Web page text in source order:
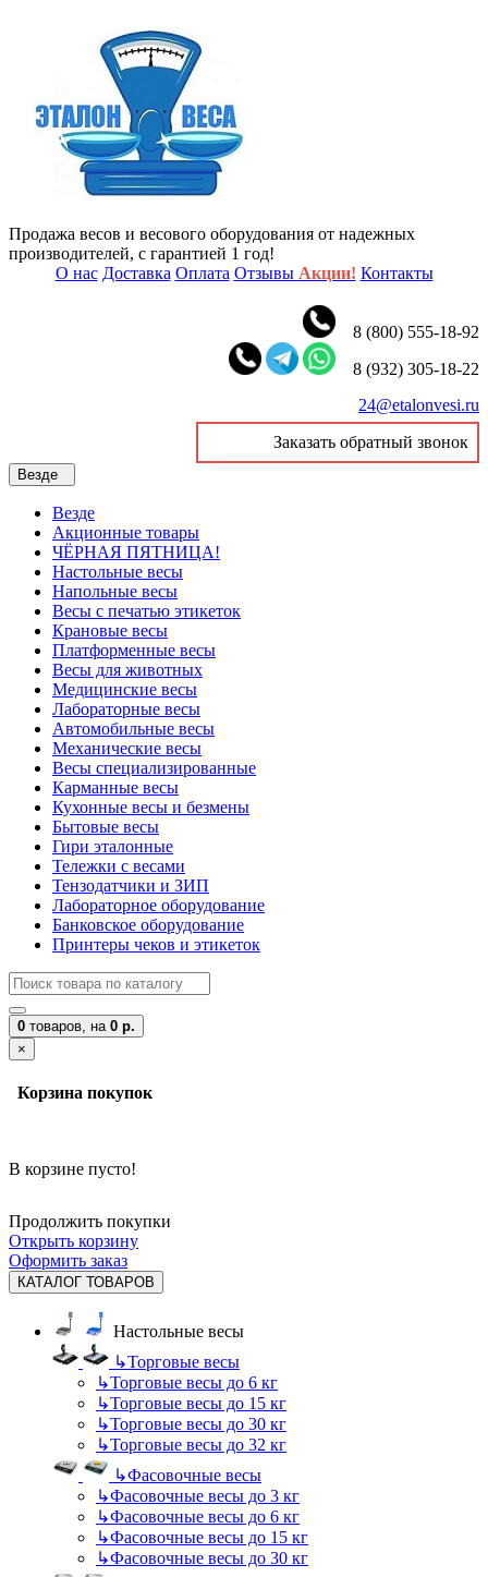
Продажа весов и весового оборудования от надежных
производителей, с гарантией 1 год!
О нас Доставка Оплата Отзывы Акции! Контакты
8 (800) 555-18-92
8 (932) 305-18-22
24@etalonvesi.ru
Заказать обратный звонок
Везде
Везде
Акционные товары
ЧЁРНАЯ ПЯТНИЦА!
Настольные весы
Напольные весы
Весы с печатью этикеток
Крановые весы
Платформенные весы
Весы для животных
Медицинские весы
Лабораторные весы
Автомобильные весы
Механические весы
Весы специализированные
Карманные весы
Кухонные весы и безмены
Бытовые весы
Гири эталонные
Тележки с весами
Тензодатчики и ЗИП
Лабораторное оборудование
Банковское оборудование
Принтеры чеков и этикеток
0 товаров, на 0 р.
×
Корзина покупок
В корзине пусто!
Продолжить покупки
Открыть корзину
Оформить заказ
КАТАЛОГ ТОВАРОВ
Настольные весы
↳Торговые весы
↳Торговые весы до 6 кг
↳Торговые весы до 15 кг
↳Торговые весы до 30 кг
↳Торговые весы до 32 кг
↳Фасовочные весы
↳Фасовочные весы до 3 кг
↳Фасовочные весы до 6 кг
↳Фасовочные весы до 15 кг
↳Фасовочные весы до 30 кг